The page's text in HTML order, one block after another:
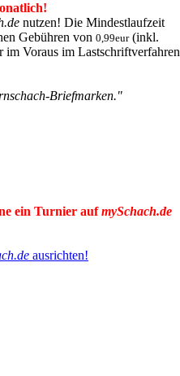
nutzen! Die Mindestlaufzeit
Gebühren von 0,99eur(inkl.
Voraus im Lastschriftverfahren
Briefmarken."
ein Turnier aufmySchach.de
ausrichten!